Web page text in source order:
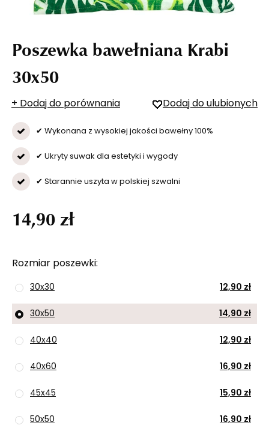
Poszewka bawełniana Krabi
30x50
+ Dodaj do porównania Dodaj do ulubionych
✔ Wykonana z wysokiej jakości bawełny 100%
✔ Ukryty suwak dla estetyki i wygody
✔ Starannie uszyta w polskiej szwalni
Rozmiar poszewki
30x30 12,90 zł
30x50 14,90 zł
40x40 12,90 zł
40x60 16,90 zł
45x45 15,90 zł
50x50 16,90 zł
14,90 zł